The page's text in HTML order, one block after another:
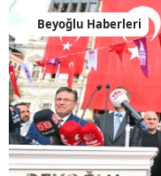
Beyoğlu Haberleri